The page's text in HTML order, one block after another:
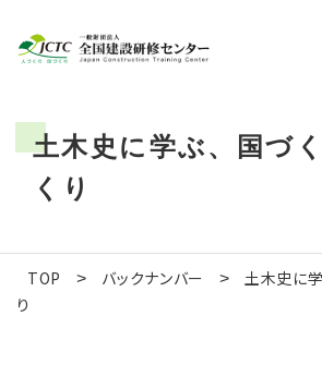
土木史に学ぶ、国づ
くり
TOP > バックナンバー >
土木史に学
り